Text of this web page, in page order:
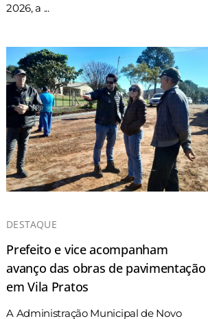
2026, a ...
DESTAQUE
Prefeito e vice acompanham
avanço das obras de pavimentação
em Vila Pratos
A Administração Municipal de Novo